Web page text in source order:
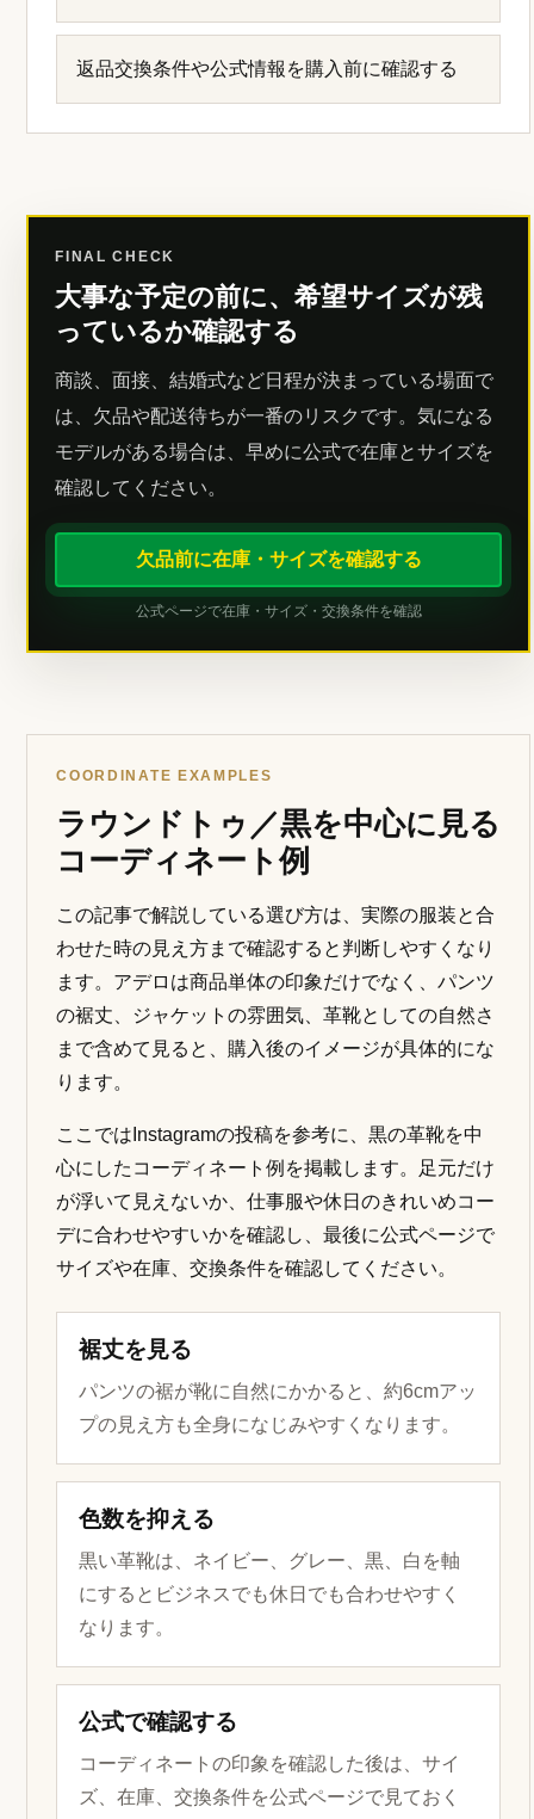
返品交換条件や公式情報を購入前に確認する
FINAL CHECK
大事な予定の前に、希望サイズが残
っているか確認する
商談、面接、結婚式など日程が決まっている場面で
は、欠品や配送待ちが一番のリスクです。気になる
モデルがある場合は、早めに公式で在庫とサイズを
確認してください。
欠品前に在庫・サイズを確認する
公式ページで在庫・サイズ・交換条件を確認
COORDINATE EXAMPLES
ラウンドトゥ／黒を中心に見る
コーディネート例
この記事で解説している選び方は、実際の服装と合
わせた時の見え方まで確認すると判断しやすくなり
ます。アデロは商品単体の印象だけでなく、パンツ
の裾丈、ジャケットの雰囲気、革靴としての自然さ
まで含めて見ると、購入後のイメージが具体的にな
ります。
ここではInstagramの投稿を参考に、黒の革靴を中
心にしたコーディネート例を掲載します。足元だけ
が浮いて見えないか、仕事服や休日のきれいめコー
デに合わせやすいかを確認し、最後に公式ページで
サイズや在庫、交換条件を確認してください。
裾丈を見る
パンツの裾が靴に自然にかかると、約6cmアッ
プの見え方も全身になじみやすくなります。
色数を抑える
黒い革靴は、ネイビー、グレー、黒、白を軸
にするとビジネスでも休日でも合わせやすく
なります。
公式で確認する
コーディネートの印象を確認した後は、サイ
ズ、在庫、交換条件を公式ページで見ておく